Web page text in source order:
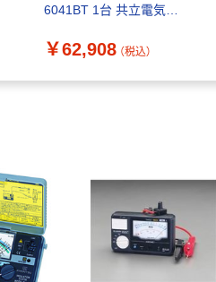
6041BT 1台 共立電気計
￥62,908 （税込）